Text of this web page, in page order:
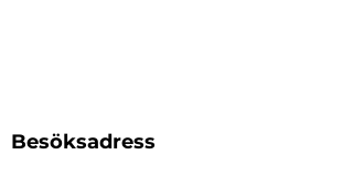
Besöksadress